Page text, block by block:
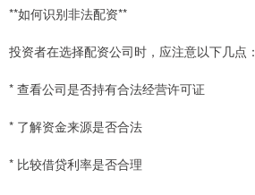
**如何识别非法配资**
投资者在选择配资公司时，应注意以下几点：
* 查看公司是否持有合法经营许可证
* 了解资金来源是否合法
* 比较借贷利率是否合理